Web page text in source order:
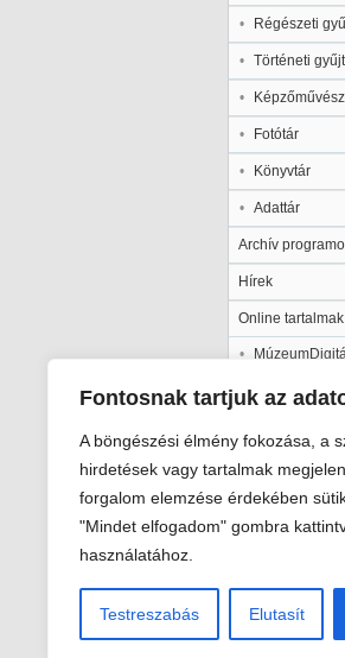
Fontosnak tartjuk az
A böngészési élmény fokozása, a
hirdetések vagy tartalmak
forgalom elemzése érdekében
"Mindet elfogadom" gombra
használatához.
Testreszabás Elutasít
Régészeti
Történeti
Fotótár
Könyvtár
Adattár
Archív
Hírek
Online tartalmak
Kalocsai
Pályázatok
Galéria
Viski
6300